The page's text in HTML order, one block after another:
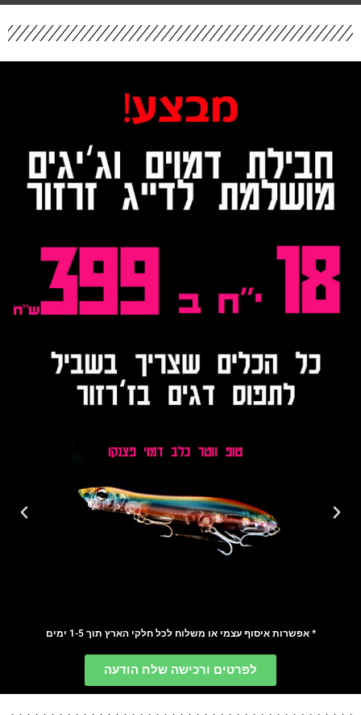
* אפשרות איסוף עצמי או משלוח לכל חלקי הארץ תוך 1-5 ימים
לפרטים ורכישה שלח הודעה